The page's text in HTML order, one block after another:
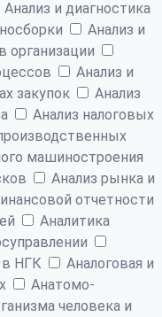
Анализ и диагностика
Анализ и
организации
Анализ и
закупок
Анализ
Анализ налоговых
машиностроения
Анализ рынка и
отчетности
Аналитика
в НГК
Аналоговая и
Анатомо-
человека и